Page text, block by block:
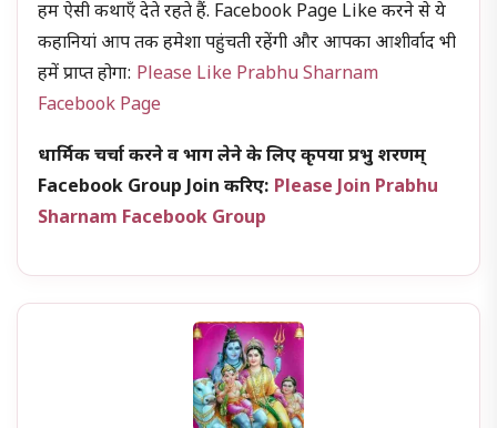
हम ऐसी कथाएँ देते रहते हैं. Facebook Page Like करने से ये
कहानियां आप तक हमेशा पहुंचती रहेंगी और आपका आशीर्वाद भी
हमें प्राप्त होगा: Please Like Prabhu Sharnam
Facebook Page
धार्मिक चर्चा करने व भाग लेने के लिए कृपया प्रभु शरणम्
Facebook Group Join करिए: Please Join Prabhu
Sharnam Facebook Group